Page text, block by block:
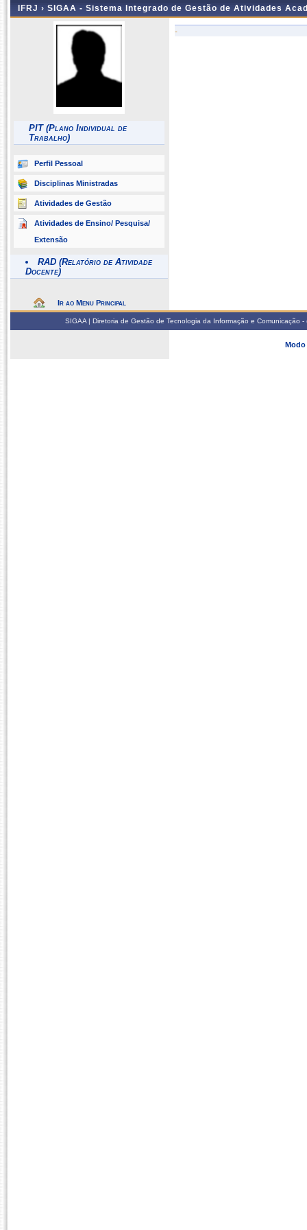
IFRJ › SIGAA - Sistema Integrado de Gestão de Atividades
PIT (Plano Individual de
Trabalho)
Perfil Pessoal
Disciplinas Ministradas
Atividades de Gestão
Atividades de Ensino/ Pesquisa/
Extensão
RAD (Relatório de Atividade
Docente)
Ir ao Menu Principal
-
SIGAA | Diretoria de Gestão de Tecnologia da Informação e
Modo